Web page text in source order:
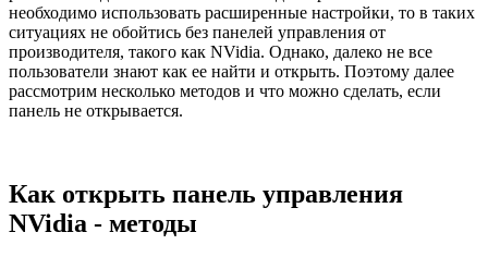
необходимо использовать расширенные настройки, то в таких
ситуациях не обойтись без панелей управления от
производителя, такого как NVidia. Однако, далеко не все
пользователи знают как ее найти и открыть. Поэтому далее
рассмотрим несколько методов и что можно сделать, если
панель не открывается.
Как открыть панель управления
NVidia - методы